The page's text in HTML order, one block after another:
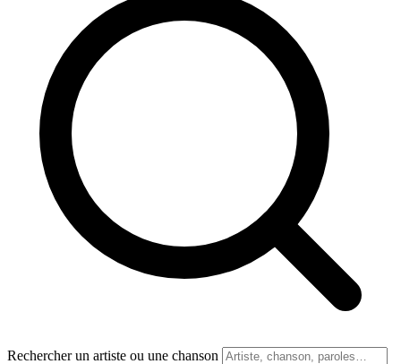
Rechercher un artiste ou une chanson